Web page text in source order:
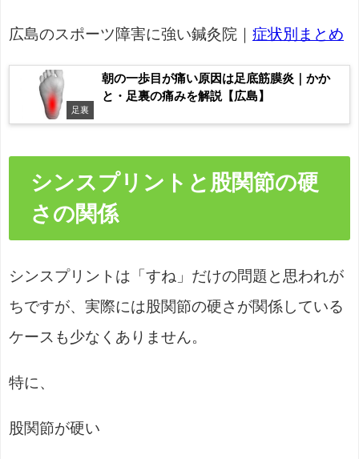
広島のスポーツ障害に強い鍼灸院｜ 症状別まとめ
足裏
朝の一歩目が痛い原因は足底筋膜炎｜かか
と・足裏の痛みを解説【広島】
シンスプリントと股関節の硬
さの関係
シンスプリントは「すね」だけの問題と思われが
ちですが、実際には股関節の硬さが関係している
ケースも少なくありません。
特に、
股関節が硬い